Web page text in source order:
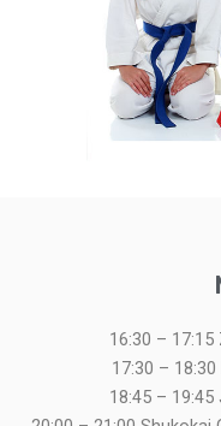
16:30 –
17:30 –
18:45 –